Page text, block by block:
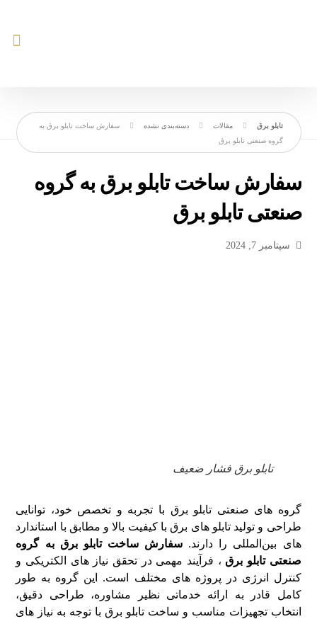
مقالات دسته‌بندی نشده
سفارش ساخت تابلو برق به
گروه صنعتی تابلو برق
سفارش ساخت تابلو برق به گروه
صنعتی تابلو برق
سپتامبر 7, 2024
تابلو برق فشار ضعیف
گروه‌ های صنعتی تابلو برق با تجربه و تخصص خود، توانایی
طراحی و تولید تابلو های برق با کیفیت بالا و مطابق با استاندارد
های بین‌المللی را دارند. سفارش ساخت تابلو برق به گروه
صنعتی تابلو برق ، فرآیند مهمی در تحقق نیاز های الکتریکی و
کنترل انرژی در پروژه ‌های مختلف است. این گروه‌ به ‌طور
کامل قادر به ارائه خدماتی نظیر مشاوره، طراحی دقیق،
انتخاب تجهیزات مناسب و ساخت تابلو برق با توجه به نیاز های